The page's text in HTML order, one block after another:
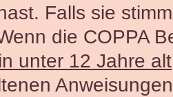
Falls sie
die COPPA
unter 12 Jahre alt